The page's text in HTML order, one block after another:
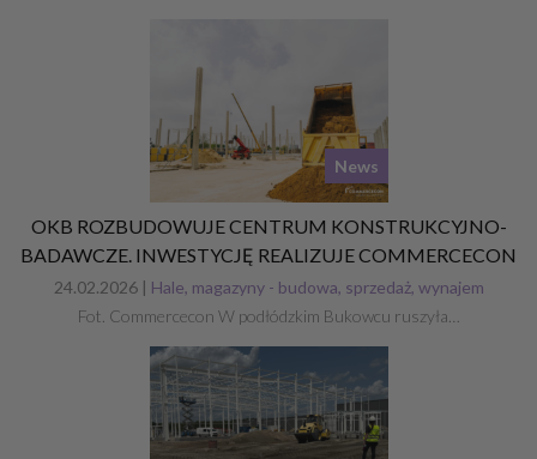
News
OKB ROZBUDOWUJE CENTRUM KONSTRUKCYJNO-
BADAWCZE. INWESTYCJĘ REALIZUJE COMMERCECON
24.02.2026 | Hale, magazyny - budowa, sprzedaż, wynajem
Fot. Commercecon W podłódzkim Bukowcu ruszyła…